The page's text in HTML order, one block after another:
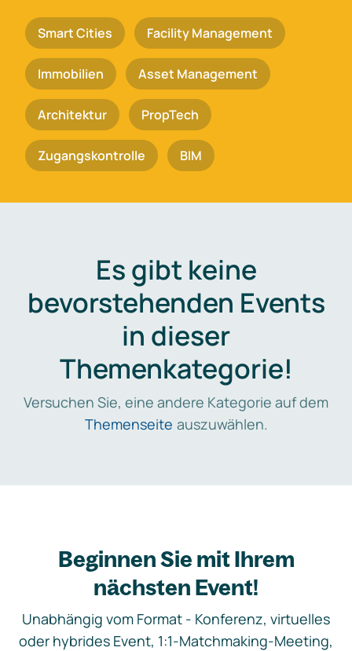
Smart Cities Facility Management
Immobilien Asset Management
Architektur PropTech
Zugangskontrolle BIM
Es gibt keine
bevorstehenden Events
in dieser
Themenkategorie!
Versuchen Sie, eine andere Kategorie auf dem
Themenseite auszuwählen.
Beginnen Sie mit Ihrem
nächsten Event!
Unabhängig vom Format - Konferenz, virtuelles
oder hybrides Event, 1:1-Matchmaking-Meeting,